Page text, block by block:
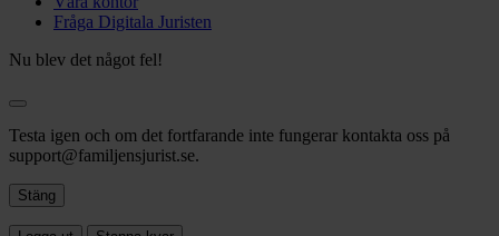
Fråga Digitala Juristen
Nu blev det något fel!
Testa igen och om det fortfarande inte fungerar kontakta oss på
support@familjensjurist.se.
Stäng